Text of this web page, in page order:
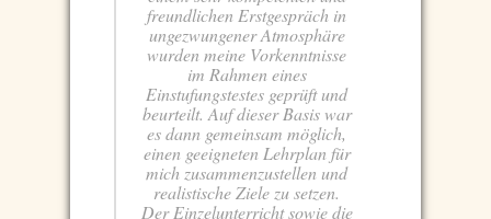
freundlichen Erstgespräch in
ungezwungener Atmosphäre
wurden meine Vorkenntnisse
im Rahmen eines
Einstufungstestes geprüft und
beurteilt. Auf dieser Basis war
es dann gemeinsam möglich,
einen geeigneten Lehrplan für
mich zusammenzustellen und
realistische Ziele zu setzen.
Der Einzelunterricht sowie die